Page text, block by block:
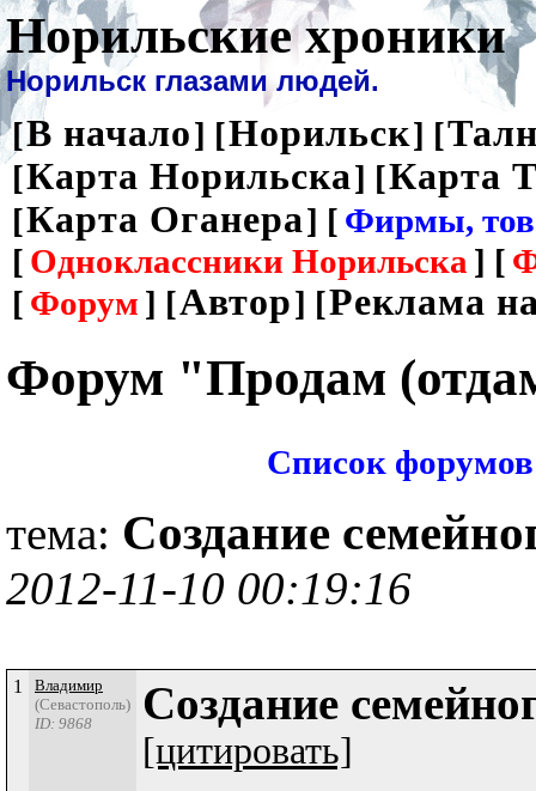
Норильские хроники
Норильск глазами людей.
[В начало] [Норильск] [
[Карта Норильска] [Карта
[Карта Оганера] [ Фирмы,
[ Одноклассники Норильска ] [
[ Форум ] [Автор] [Реклама
Форум "Продам
Список форумов
тема: Создание
2012-11-10 00:19:16
1
Владимир
(Севастополь)
ID: 9868
Создание
[цитировать]